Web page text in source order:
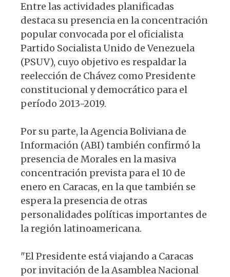
Entre las actividades planificadas
destaca su presencia en la concentración
popular convocada por el oficialista
Partido Socialista Unido de Venezuela
(PSUV), cuyo objetivo es respaldar la
reelección de Chávez como Presidente
constitucional y democrático para el
período 2013-2019.
Por su parte, la Agencia Boliviana de
Información (ABI) también confirmó la
presencia de Morales en la masiva
concentración prevista para el 10 de
enero en Caracas, en la que también se
espera la presencia de otras
personalidades políticas importantes de
la región latinoamericana.
"El Presidente está viajando a Caracas
por invitación de la Asamblea Nacional